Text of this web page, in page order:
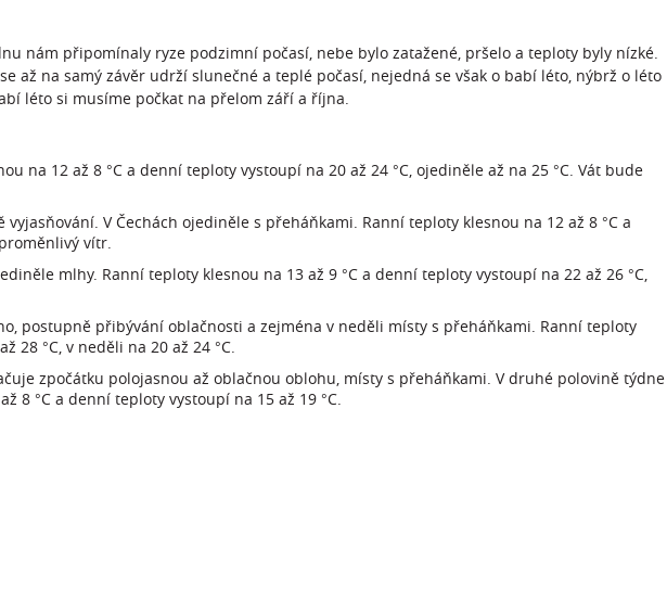
nám připomínaly ryze podzimní počasí, nebe bylo zatažené, pršelo a teploty byly nízké.
až na samý závěr udrží slunečné a teplé počasí, nejedná se však o babí léto, nýbrž o léto
léto si musíme počkat na přelom září a října.
na 12 až 8 °C a denní teploty vystoupí na 20 až 24 °C, ojediněle až na 25 °C. Vát bude
V Čechách ojediněle s přeháňkami. Ranní teploty klesnou na 12 až 8 °C a
vítr.
mlhy. Ranní teploty klesnou na 13 až 9 °C a denní teploty vystoupí na 22 až 26 °C,
postupně přibývání oblačnosti a zejména v neděli místy s přeháňkami. Ranní teploty
28 °C, v neděli na 20 až 24 °C.
zpočátku polojasnou až oblačnou oblohu, místy s přeháňkami. V druhé polovině týdne
8 °C a denní teploty vystoupí na 15 až 19 °C.